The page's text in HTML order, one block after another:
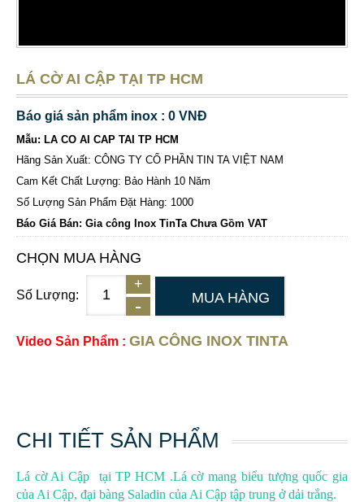
LÁ CỜ AI CẬP TẠI TP HCM
Báo giá sản phẩm inox : 0 VNĐ
Mẫu: LA CO AI CAP TAI TP HCM
Hãng Sản Xuất: CÔNG TY CỔ PHẦN TIN TA VIỆT NAM
Cam Kết Chất Lượng: Bảo Hành 10 Năm
Số Lượng Sản Phẩm Đặt Hàng: 1000
Báo Giá Bán: Gia công Inox TinTa Chưa Gồm VAT
CHỌN MUA HÀNG
Số Lượng: MUA HÀNG
Video Sản Phẩm : GIA CÔNG INOX TINTA
CHI TIẾT SẢN PHẨM
Lá cờ Ai Cập tại TP HCM .Lá cờ mang biểu tượng quốc gia
của Ai Cập, đại bàng Saladin của Ai Cập tập trung ở dải trắng.